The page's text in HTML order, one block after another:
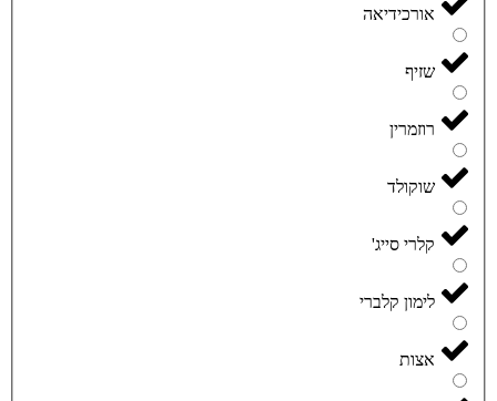
אורכידיאה
שזיף
רוזמרין
שוקולד
קלרי סייג'
לימון קלברי
אצות